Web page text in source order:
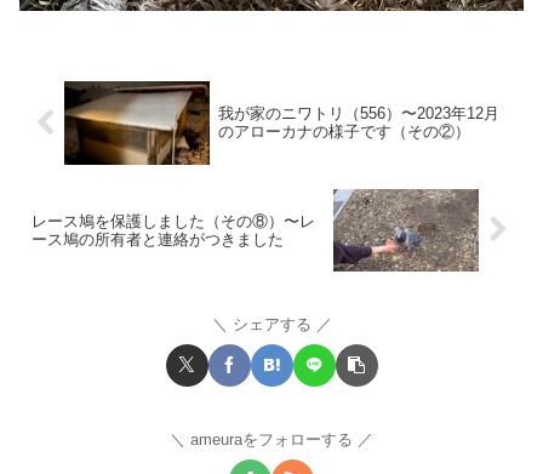
我が家のニワトリ（556）〜2023年12月
のアローカナの様子です（その②）
レース鳩を保護しました（その⑧）〜レ
ース鳩の所有者と連絡がつきました
シェアする
ameuraをフォローする